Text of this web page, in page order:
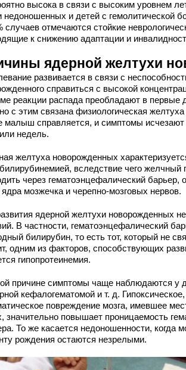
высока в связи с высоким уровнем
недоношенных и детей с гемолитической
случаев отмечаются стойкие
к снижению адаптации и
ядерной желтухи
развивается в связи с
справиться с высокой
реакции распада преобладают в первые
с этим связана физиологическая
малыш справляется, и симптомы исчезают
недель.
желтуха новорожденных
вследствие чего желчный
через гематоэнцефалический барьер,
мозжечка и черепно-мозговых нервов.
ядерной желтухи новорожденных
В частности, гематоэнцефалический
билирубин, то есть тот, который не
одним из факторов, способствующих
гипопротеинемия.
причине симптомы чаще наблюдаются у
кефалогематомой и т. д.
повреждение мозга, имевшее
значительно повышает проницаемость
То же касается недоношенности, когда
рождения остаются незрелыми.